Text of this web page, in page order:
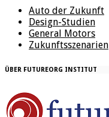
Auto der Zukunft
Design-Studien
General Motors
Zukunftsszenarien
ÜBER FUTUREORG INSTITUT